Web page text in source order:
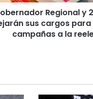
Regional y
sus cargos para
campañas a la